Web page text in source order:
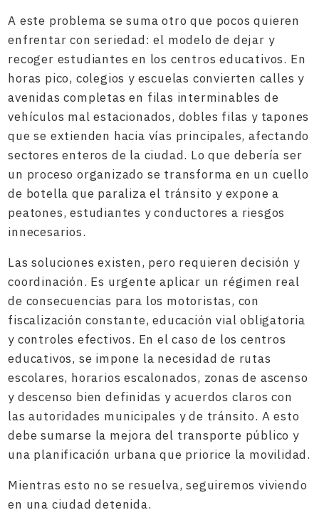
A este problema se suma otro que pocos quieren
enfrentar con seriedad: el modelo de dejar y
recoger estudiantes en los centros educativos. En
horas pico, colegios y escuelas convierten calles y
avenidas completas en filas interminables de
vehículos mal estacionados, dobles filas y tapones
que se extienden hacia vías principales, afectando
sectores enteros de la ciudad. Lo que debería ser
un proceso organizado se transforma en un cuello
de botella que paraliza el tránsito y expone a
peatones, estudiantes y conductores a riesgos
innecesarios.
Las soluciones existen, pero requieren decisión y
coordinación. Es urgente aplicar un régimen real
de consecuencias para los motoristas, con
fiscalización constante, educación vial obligatoria
y controles efectivos. En el caso de los centros
educativos, se impone la necesidad de rutas
escolares, horarios escalonados, zonas de ascenso
y descenso bien definidas y acuerdos claros con
las autoridades municipales y de tránsito. A esto
debe sumarse la mejora del transporte público y
una planificación urbana que priorice la movilidad.
Mientras esto no se resuelva, seguiremos viviendo
en una ciudad detenida.